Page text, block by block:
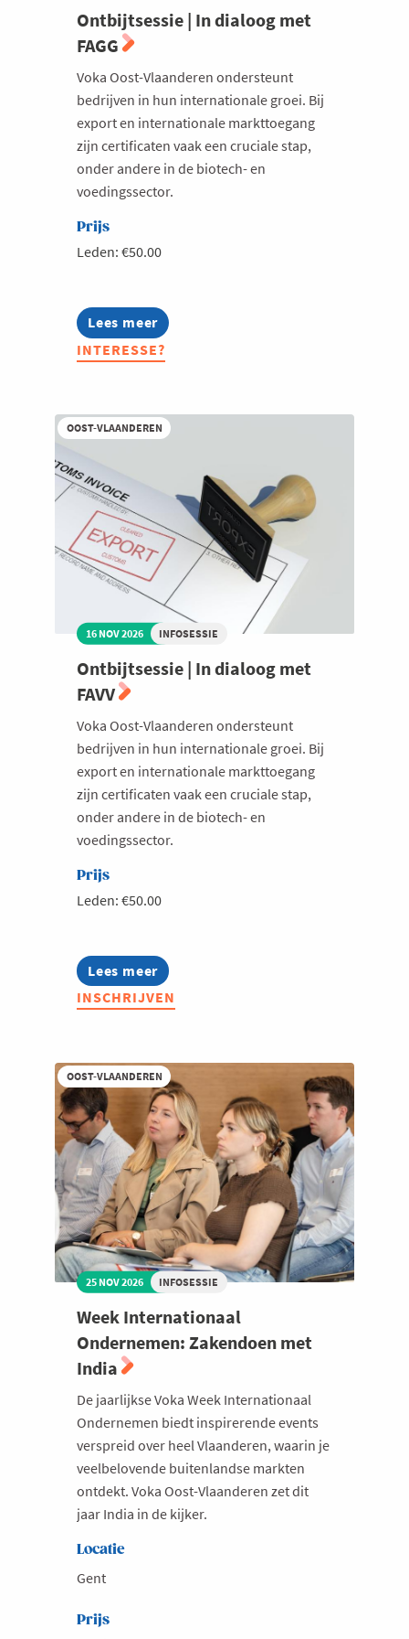
Ontbijtsessie | In dialoog met
FAGG
Voka Oost-Vlaanderen ondersteunt
bedrijven in hun internationale groei. Bij
export en internationale markttoegang
zijn certificaten vaak een cruciale stap,
onder andere in de biotech- en
voedingssector.
Prijs
Leden: €50.00
Lees meer
about
Ontbijtsessie
|
FAGG
INTERESSE?
OOST-VLAANDEREN
16 NOV 2026 INFOSESSIE
Ontbijtsessie | In dialoog met
FAVV
Voka Oost-Vlaanderen ondersteunt
bedrijven in hun internationale groei. Bij
export en internationale markttoegang
zijn certificaten vaak een cruciale stap,
onder andere in de biotech- en
voedingssector.
Prijs
Leden: €50.00
Lees meer
about
Ontbijtsessie
|
FAVV
INSCHRIJVEN
OOST-VLAANDEREN
25 NOV 2026 INFOSESSIE
Week Internationaal
Ondernemen: Zakendoen met
India
De jaarlijkse Voka Week Internationaal
Ondernemen biedt inspirerende events
verspreid over heel Vlaanderen, waarin je
veelbelovende buitenlandse markten
ontdekt. Voka Oost-Vlaanderen zet dit
jaar India in de kijker.
Locatie
Gent
Prijs